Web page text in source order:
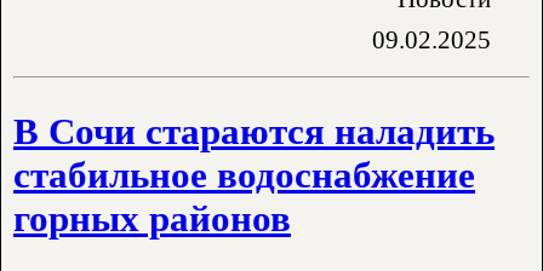
09.02.2025
В Сочи стараются наладить
стабильное водоснабжение
горных районов